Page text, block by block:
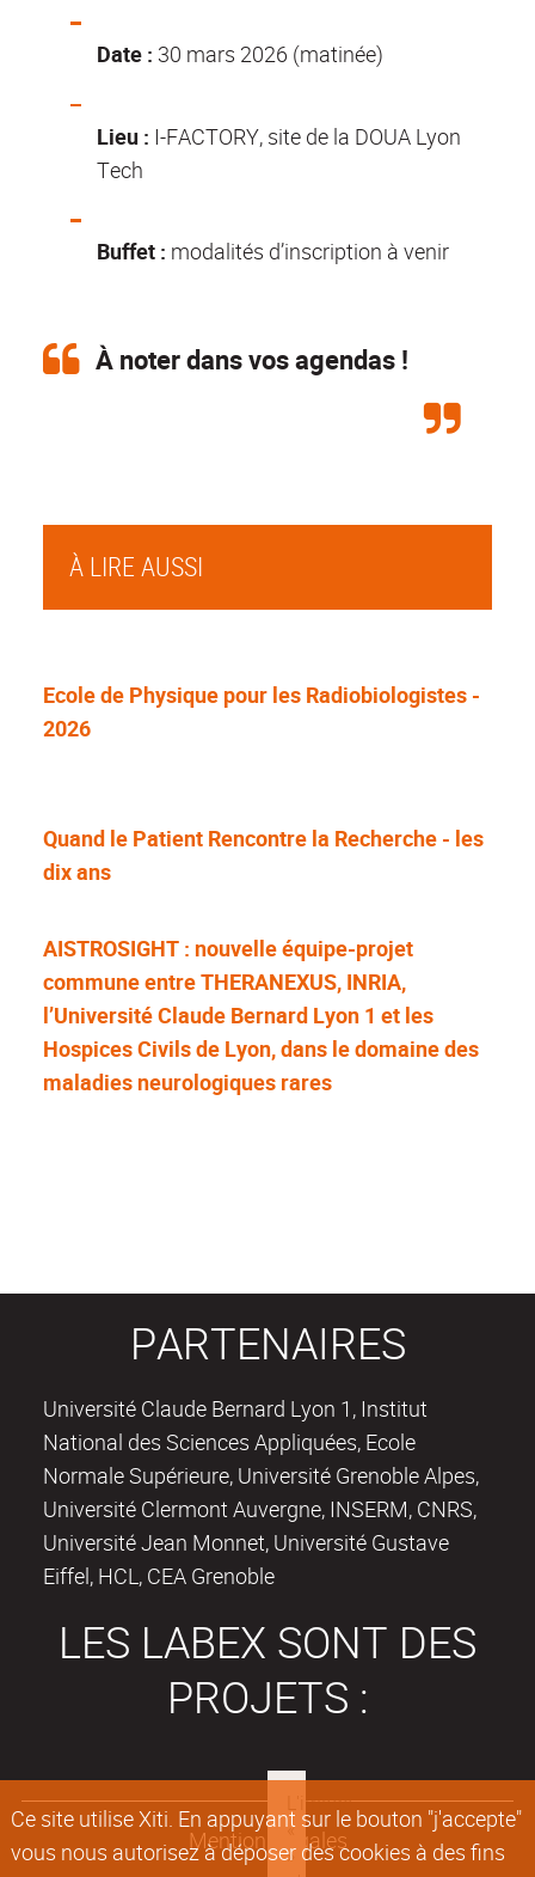
Ce site utilise Xiti. En appuyant sur le bouton "j'accepte"
vous nous autorisez à déposer des cookies à des fins
Date : 30 mars 2026 (matinée)
Lieu : I-FACTORY, site de la DOUA Lyon
Tech
Buffet : modalités d’inscription à venir
À noter dans vos agendas !
À LIRE AUSSI
Ecole de Physique pour les Radiobiologistes -
2026
Quand le Patient Rencontre la Recherche - les
dix ans
AISTROSIGHT : nouvelle équipe-projet
commune entre THERANEXUS, INRIA,
l’Université Claude Bernard Lyon 1 et les
Hospices Civils de Lyon, dans le domaine des
maladies neurologiques rares
PARTENAIRES
Université Claude Bernard Lyon 1, Institut
National des Sciences Appliquées, Ecole
Normale Supérieure, Université Grenoble Alpes,
Université Clermont Auvergne, INSERM, CNRS,
Université Jean Monnet, Université Gustave
Eiffel, HCL, CEA Grenoble
LES LABEX SONT DES
PROJETS :
Mentions légales